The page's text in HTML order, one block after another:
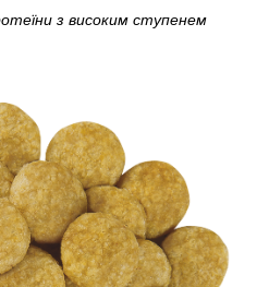
з високим ступенем